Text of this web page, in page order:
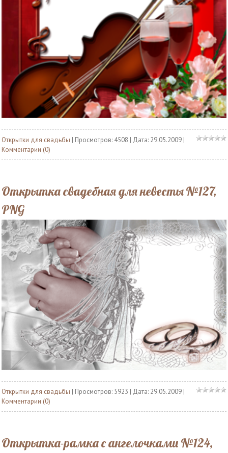
Открытки для свадьбы | Просмотров: 4508 | Дата: 29.05.2009 |
Комментарии (0)
Открытка свадебная для невесты №127,
PNG
Открытки для свадьбы | Просмотров: 5923 | Дата: 29.05.2009 |
Комментарии (0)
Открытка-рамка с ангелочками №124,